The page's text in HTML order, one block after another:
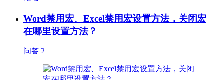
Word禁用宏、Excel禁用宏设置方法，关闭宏
在哪里设置方法？
问答 2